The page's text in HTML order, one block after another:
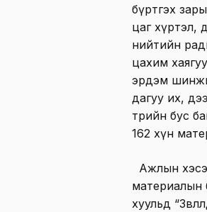
бүртгэх
цаг хүртэл,
нийтийн
цахим
эрдэм
дагуу их,
төрийн бус
162 хүн
Ажлын
материалын
хуульд